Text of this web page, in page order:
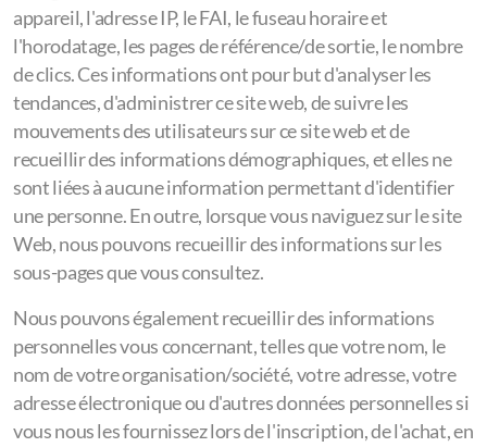
appareil, l'adresse IP, le FAI, le fuseau horaire et
l'horodatage, les pages de référence/de sortie, le nombre
de clics. Ces informations ont pour but d'analyser les
tendances, d'administrer ce site web, de suivre les
mouvements des utilisateurs sur ce site web et de
recueillir des informations démographiques, et elles ne
sont liées à aucune information permettant d'identifier
une personne. En outre, lorsque vous naviguez sur le site
Web, nous pouvons recueillir des informations sur les
sous-pages que vous consultez.
Nous pouvons également recueillir des informations
personnelles vous concernant, telles que votre nom, le
nom de votre organisation/société, votre adresse, votre
adresse électronique ou d'autres données personnelles si
vous nous les fournissez lors de l'inscription, de l'achat, en